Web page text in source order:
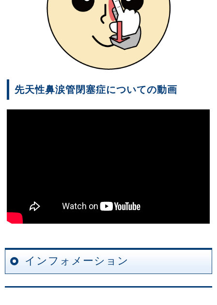
先天性鼻涙管閉塞症についての動画
インフォメーション